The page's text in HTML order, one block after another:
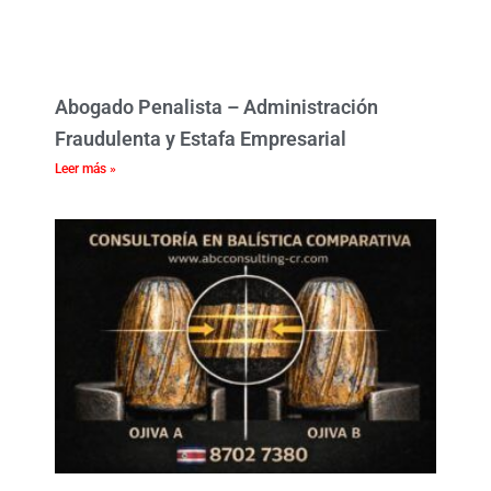
Abogado Penalista – Administración
Fraudulenta y Estafa Empresarial
Leer más »